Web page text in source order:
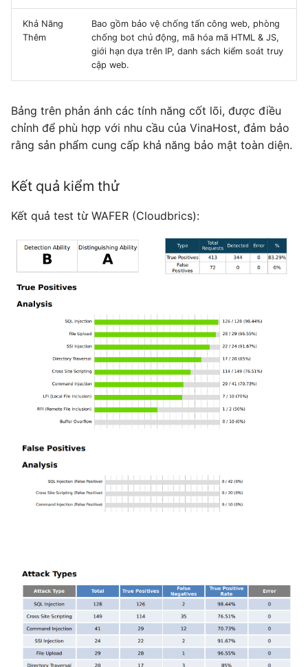
Khả Năng
Thêm
Bao gồm bảo vệ chống tấn công web, phòng
chống bot chủ động, mã hóa mã HTML & JS,
giới hạn dựa trên IP, danh sách kiểm soát truy
cập web.
Bảng trên phản ánh các tính năng cốt lõi, được điều
chỉnh để phù hợp với nhu cầu của VinaHost, đảm bảo
rằng sản phẩm cung cấp khả năng bảo mật toàn diện.
Kết quả kiểm thử
Kết quả test từ WAFER (Cloudbrics):